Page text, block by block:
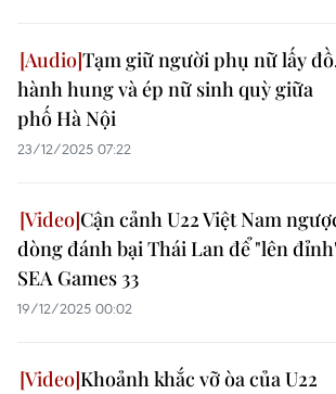
Tạm giữ người phụ nữ lấy
hành hung và ép nữ sinh quỳ giữa
phố Hà Nội
23/12/2025 07:22
Cận cảnh U22 Việt Nam
dòng đánh bại Thái Lan để "lên
SEA Games 33
19/12/2025 00:02
Khoảnh khắc vỡ òa của U22